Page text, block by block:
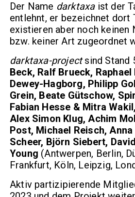
Der Name darktaxaist der
entlehnt, er bezeichnet dort
existieren aber noch keinen
bzw. keiner Art zugeordnet
darktaxa-projectsind Stand
Beck, Ralf Brueck,
Dewey-Hagborg, Philipp
Grein, Beate Gütschow,
Fabian Hesse & Mitra
Alex Simon Klug, Achim
Post, Michael Reisch,
Scheer, Björn Siebert, David
Young (Antwerpen, Berlin,
Frankfurt, Köln, Leipzig,
Aktiv partizipierende